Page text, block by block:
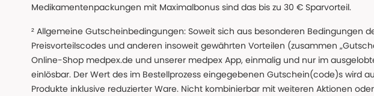
Medikamentenpackungen mit Maximalbonus sind das bis zu 30 € Sparvorteil.
² Allgemeine Gutscheinbedingungen: Soweit sich aus besonderen Bedingungen
Preisvorteilscodes und anderen insoweit gewährten Vorteilen (zusammen
Online-Shop medpex.de und unserer medpex App, einmalig und nur im
einlösbar. Der Wert des im Bestellprozess eingegebenen Gutschein(code)s wird
Produkte inklusive reduzierter Ware. Nicht kombinierbar mit weiteren Aktionen